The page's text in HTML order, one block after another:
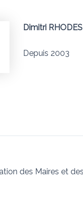
Dimitri RHODES
Depuis 2003